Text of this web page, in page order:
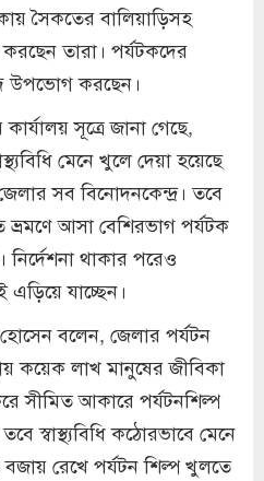
সৈকতের বালিয়াড়িসহ
তারা। পর্যটকদের
উপভোগ করছেন।
সূত্রে জানা গেছে,
মেনে খুলে দেয়া হয়েছে
সব বিনোদনকেন্দ্র। তবে
ভ্রমণে আসা বেশিরভাগ পর্যটক
নির্দেশনা থাকার পরেও
এড়িয়ে যাচ্ছেন।
বলেন, জেলার পর্যটন
কয়েক লাখ মানুষের জীবিকা
সীমিত আকারে পর্যটনশিল্প
স্বাস্থ্যবিধি কঠোরভাবে মেনে
রেখে পর্যটন শিল্প খুলতে